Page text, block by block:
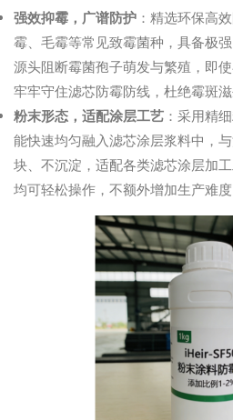
强效抑霉，广谱防护 ：精选环保高
霉、毛霉等常见致霉菌种，具备极
源头阻断霉菌孢子萌发与繁殖，即
牢牢守住滤芯防霉防线，杜绝霉斑滋
粉末形态，适配涂层工艺 ：采用精
能快速均匀融入滤芯涂层浆料中，
块、不沉淀，适配各类滤芯涂层加
均可轻松操作，不额外增加生产难度